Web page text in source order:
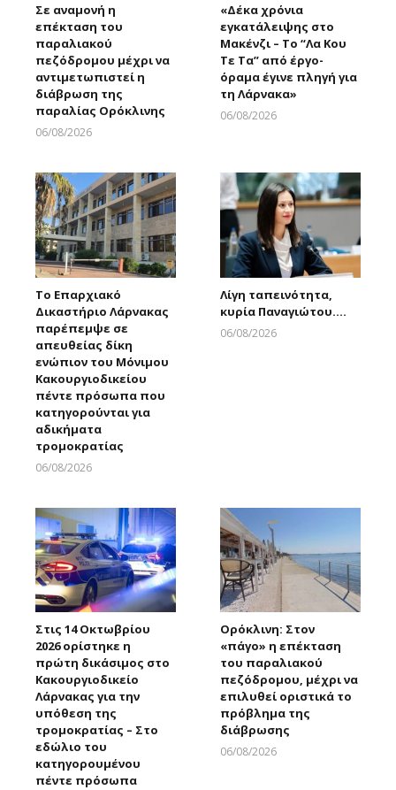
Σε αναμονή η
επέκταση του
παραλιακού
πεζόδρομου μέχρι να
αντιμετωπιστεί η
διάβρωση της
παραλίας Ορόκλινης
06/08/2026
«Δέκα χρόνια
εγκατάλειψης στο
Μακένζι – Το “Λα Κου
Τε Τα” από έργο-
όραμα έγινε πληγή για
τη Λάρνακα»
06/08/2026
Το Επαρχιακό
Δικαστήριο Λάρνακας
παρέπεμψε σε
απευθείας δίκη
ενώπιον του Μόνιμου
Κακουργιοδικείου
πέντε πρόσωπα που
κατηγορούνται για
αδικήματα
τρομοκρατίας
06/08/2026
Λίγη ταπεινότητα,
κυρία Παναγιώτου….
06/08/2026
Στις 14 Οκτωβρίου
2026 ορίστηκε η
πρώτη δικάσιμος στο
Κακουργιοδικείο
Λάρνακας για την
υπόθεση της
τρομοκρατίας – Στο
εδώλιο του
κατηγορουμένου
πέντε πρόσωπα
Ορόκλινη: Στον
«πάγο» η επέκταση
του παραλιακού
πεζόδρομου, μέχρι να
επιλυθεί οριστικά το
πρόβλημα της
διάβρωσης
06/08/2026